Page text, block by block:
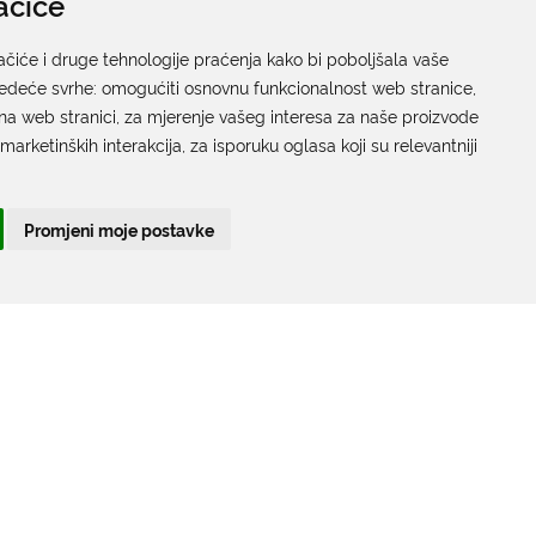
i druge tehnologije praćenja kako bi poboljšala vaše
svrhe: omogućiti osnovnu funkcionalnost web stranice
web stranici za mjerenje vašeg interesa za naše proizvode
interakcija za isporuku oglasa koji su relevantniji
Promjeni moje postavke
Pisarnica
Ured 205; rad sa strankama za sva upravna tijela
Grada Dubrovnika
Gundulićeva poljana 10, 20000 Dubrovnik
Radno vrijeme sa strankama:
T:+385 20 351 879